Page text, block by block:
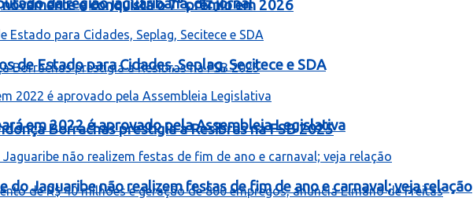
e conquista o 7° prêmio em 2026
Borrachas prestigia a Resibras na FSB 2025
da região jaguaribana, diz jornal
de Estado para Cidades, Seplag, Secitece e SDA
em 2022 é aprovado pela Assembleia Legislativa
Jaguaribe não realizem festas de fim de ano e carnaval; veja relação